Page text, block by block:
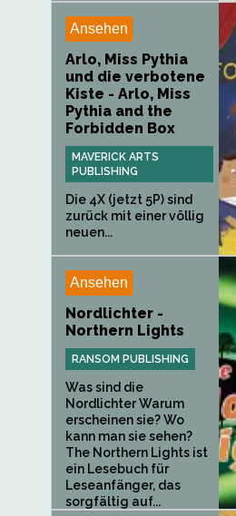
Ansehen
Arlo, Miss Pythia
und die verbotene
Kiste - Arlo, Miss
Pythia and the
Forbidden Box
MAVERICK ARTS
PUBLISHING
Die 4X (jetzt 5P) sind
zurück mit einer völlig
neuen...
Ansehen
Nordlichter -
Northern Lights
RANSOM PUBLISHING
Was sind die
Nordlichter Warum
erscheinen sie? Wo
kann man sie sehen?
The Northern Lights ist
ein Lesebuch für
Leseanfänger, das
sorgfältig auf...